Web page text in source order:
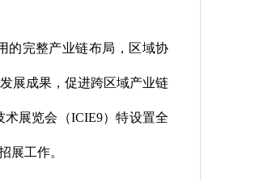
的完整产业链布局，区域协
展成果，促进跨区域产业链
展览会（ICIE9）特设置全
展工作。